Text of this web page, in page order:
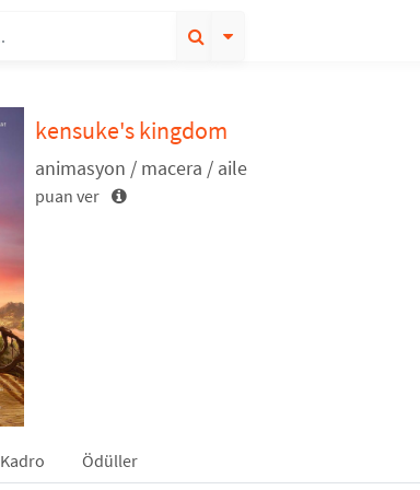
kensuke's kingdom
animasyon / macera / aile
puan ver
Kadro Ödüller